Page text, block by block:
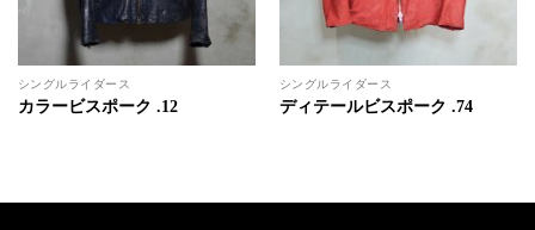
シングルライダース
カラービスポーク .12
シングルライダース
ディテールビスポーク .74